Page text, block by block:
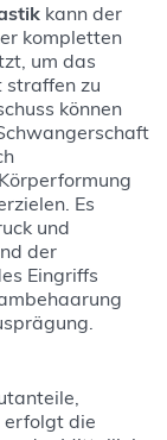
kann der
kompletten
um das
straffen zu
können
Es
und
der
Eingriffs
erfolgt die